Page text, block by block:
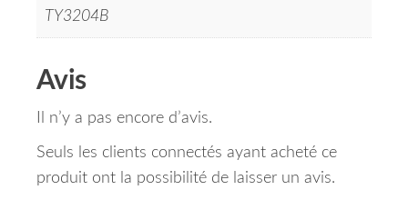
TY3204B
Avis
Il n’y a pas encore d’avis.
Seuls les clients connectés ayant acheté ce
produit ont la possibilité de laisser un avis.